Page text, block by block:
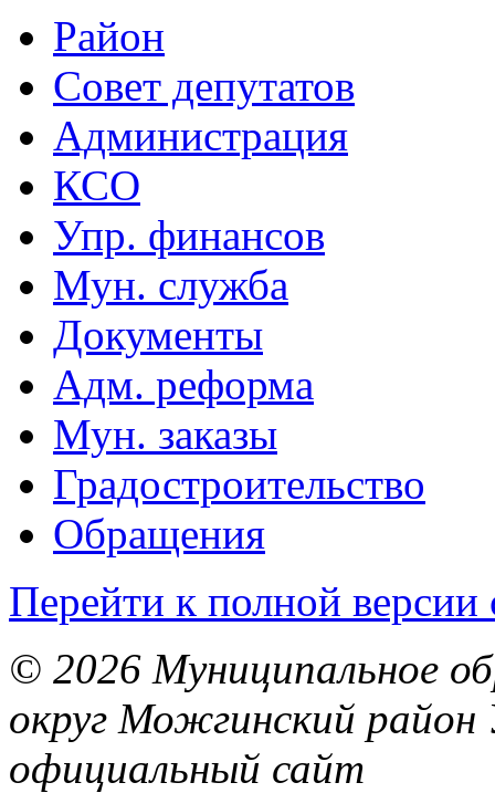
Район
Совет депутатов
Администрация
КСО
Упр. финансов
Мун. служба
Документы
Адм. реформа
Мун. заказы
Градостроительство
Обращения
Перейти к полной версии
© 2026 Муниципальное
округ Можгинский район
официальный сайт